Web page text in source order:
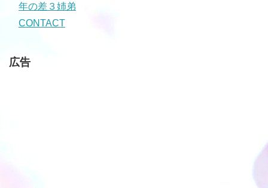
年の差３姉弟
CONTACT
広告